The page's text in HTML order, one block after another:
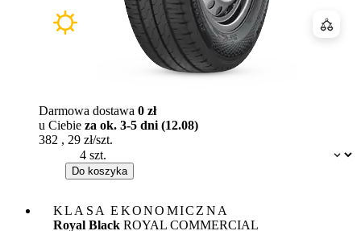
Dostępność:
Darmowa dostawa 0 zł
u Ciebie za ok. 3-5 dni (12.08)
382 , 29 zł/szt.
Do koszyka
KLASA EKONOMICZNA
Royal Black ROYAL COMMERCIAL